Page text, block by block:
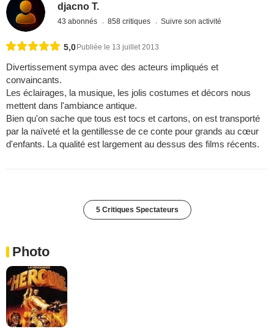
djacno T.
43 abonnés 858 critiques Suivre son activité
5,0 Publiée le 13 juillet 2013
Divertissement sympa avec des acteurs impliqués et
convaincants.
Les éclairages, la musique, les jolis costumes et décors nous
mettent dans l'ambiance antique.
Bien qu'on sache que tous est tocs et cartons, on est transporté
par la naïveté et la gentillesse de ce conte pour grands au cœur
d'enfants. La qualité est largement au dessus des films récents.
5 Critiques Spectateurs
Photo